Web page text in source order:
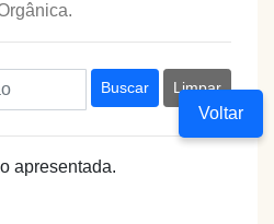
Voltar
Buscar Limpar
apresentada.